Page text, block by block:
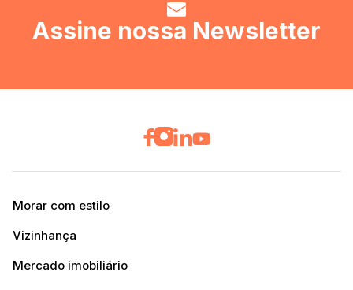
Assine nossa Newsletter
Morar com estilo
Vizinhança
Mercado imobiliário